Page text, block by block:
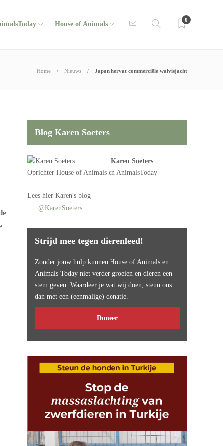
House of Animals
0
Home Nieuws Japan hervat commerciële walvisjacht
Blog Karen Soeters
Karen Soeters
OprichterHouse of Animals en AnimalsToday
Leeshier Karen's blog
@KarenSoeters
Strijd mee tegen dierenleed!
Zonder jouw hulp kunnen House of Animals en
Animals Today niet verder groeien en dieren een
stem geven. Waardeer je wat wij doen, steun ons
dan met een (eenmalige) donatie.
Doneer